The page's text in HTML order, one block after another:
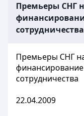
Премьеры СНГ
сотрудничества
Премьеры СНГ
сотрудничества
22.04.2009